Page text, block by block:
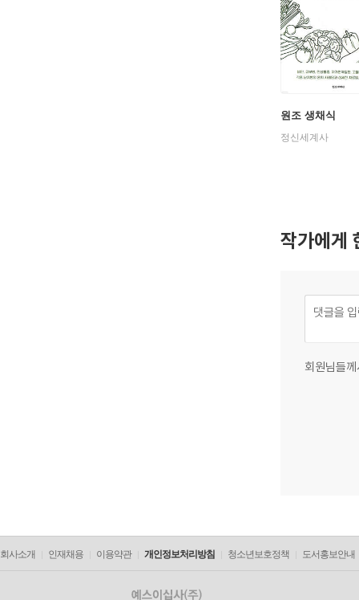
원조 생채식
정신세계사
작가에게
회원님들
회사소개 인재채용 이용약관 개인정보처리방침 청소년보호정책 도서홍보안내